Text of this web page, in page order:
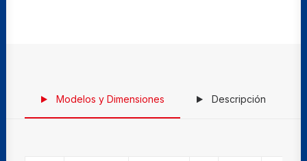
Modelos y Dimensiones Descripción